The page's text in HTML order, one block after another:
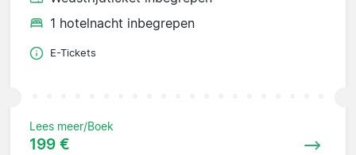
1 hotelnacht inbegrepen
E-Tickets
Lees meer/Boek
199 €